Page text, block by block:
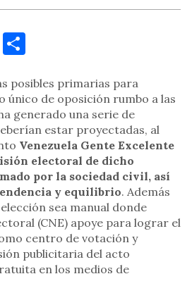
Email
posibles primarias para
único de oposición rumbo a las
generado una serie de
estar proyectadas, al
Venezuela Gente Excelente
electoral de dicho
por la sociedad civil, así
y equilibrio. Además
sea manual donde
(CNE) apoye para lograr el
centro de votación y
publicitaria del acto
en los medios de